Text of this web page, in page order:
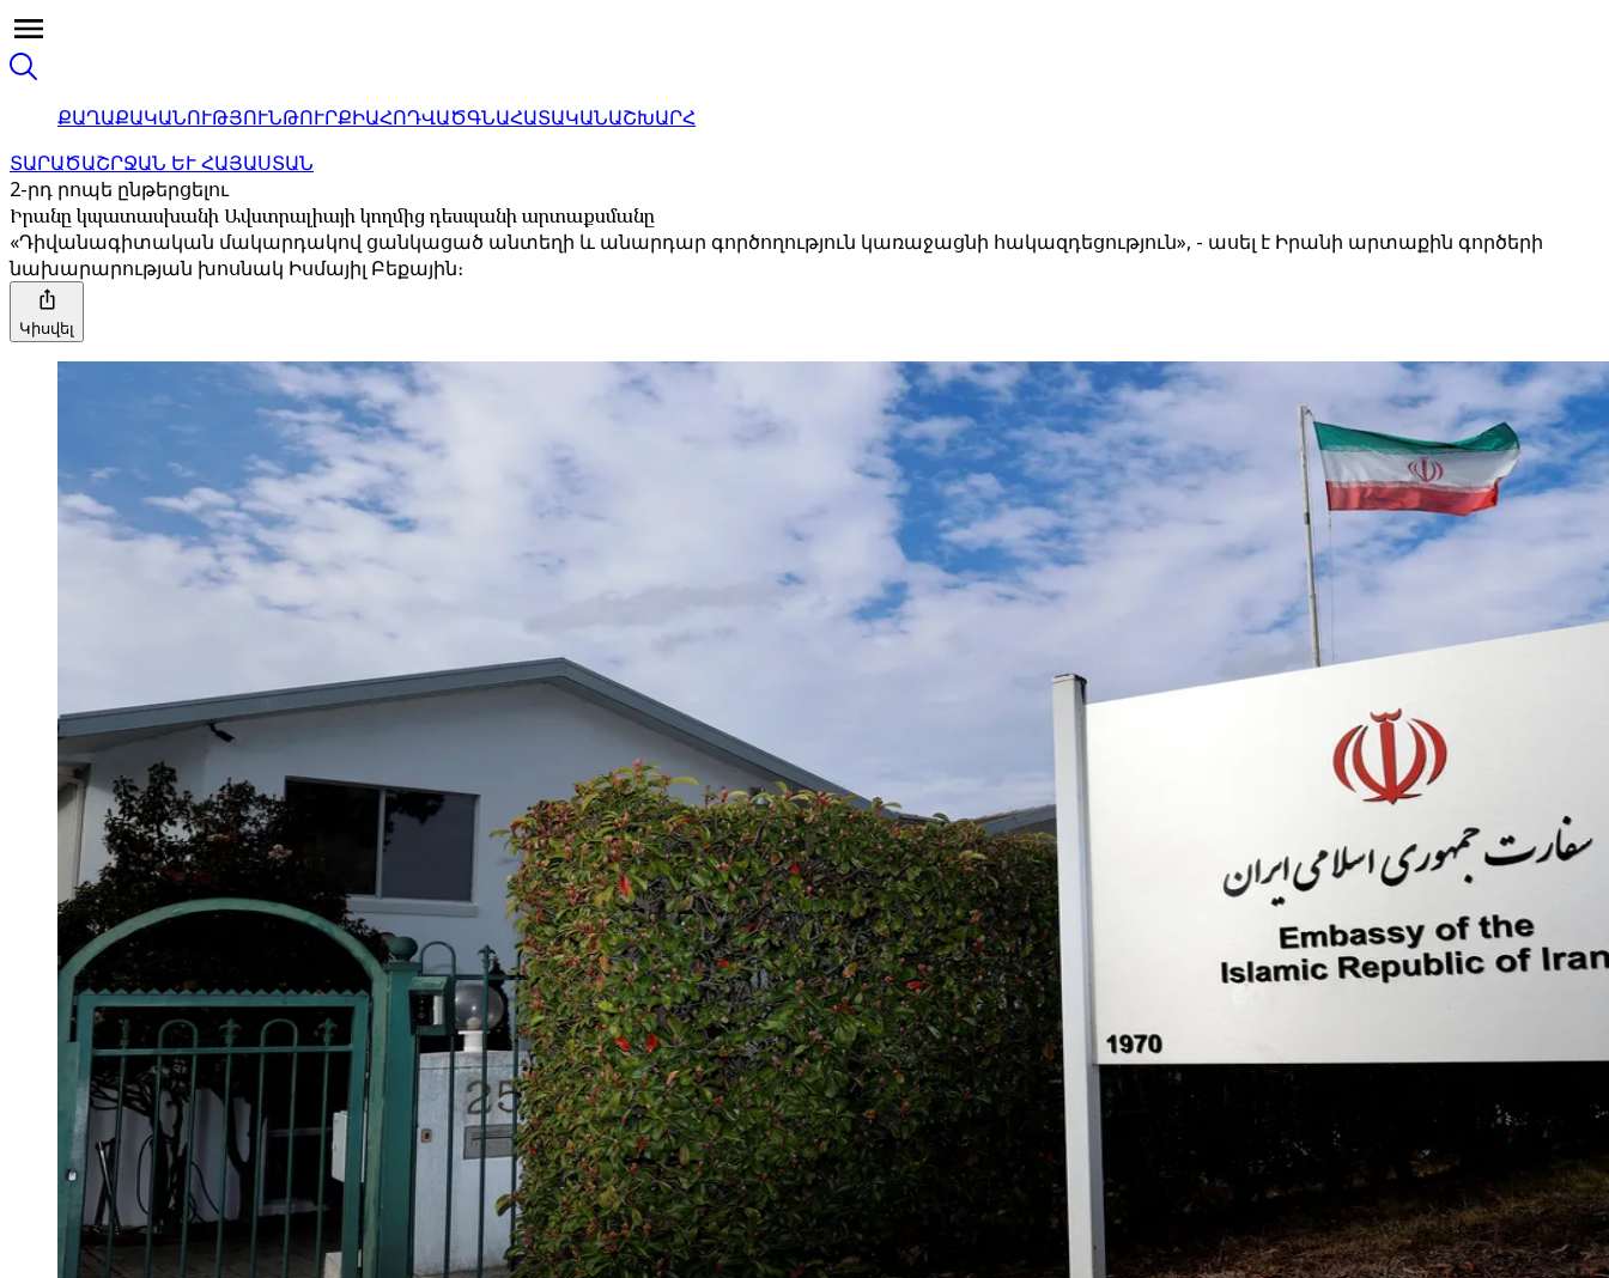
ՔԱՂԱՔԱԿԱՆՈՒԹՅՈՒՆԹՈՒՐՔԻԱՀՈԴՎԱԾԳՆԱՀԱՏԱԿԱՆԱՇԽԱՐՀ
ՏԱՐԱԾԱՇՐՋԱՆ ԵՒ ՀԱՅԱՍՏԱՆ
2-րդ րոպե ընթերցելու
Իրանը կպատասխանի Ավստրալիայի կողմից դեսպանի արտաքսմանը
«Դիվանագիտական ​​մակարդակով ցանկացած անտեղի և անարդար գործողություն կառաջացնի հակազդեցություն», - ասել է Իրանի արտաքին գործերի
նախարարության խոսնակ Իսմայիլ Բեքային։
Կիսվել